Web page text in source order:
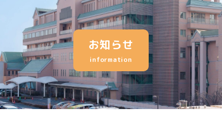
お知らせ
information